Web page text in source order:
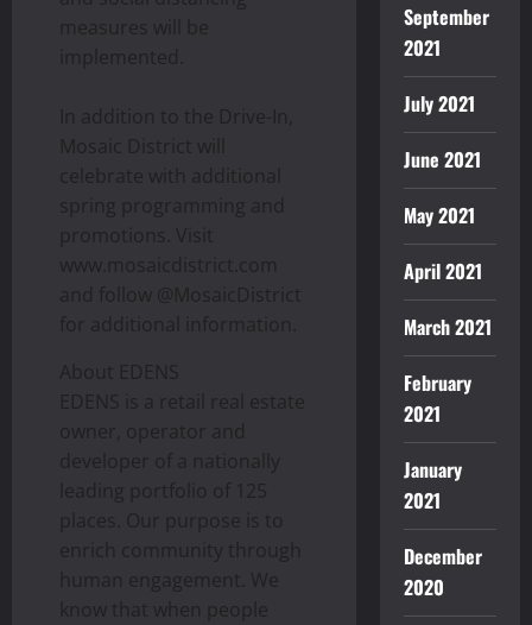
measures will be
implemented.
In addition to the Drive-In,
Mosaic District will
celebrate with additional
spring programming and
promotions. Visit
www.mosaicdistrict.com
and follow @MosaicDistrict
for additional information.
About EDENS
EDENS is a retail real estate
owner, operator and
developer of a nationally
leading portfolio of 125
places. Our purpose is to
enrich community through
human engagement. We
know that when people
September
2021
July 2021
June 2021
May 2021
April 2021
March 2021
February
2021
January
2021
December
2020